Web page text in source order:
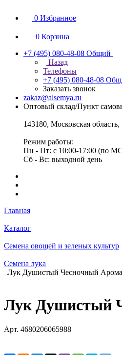
0 Избранное
0 Корзина
+7 (495) 080-48-08 Общий
Назад
Телефоны
+7 (495) 080-48-08
Заказать звонок
zakaz@alsemya.ru
Оптовый склад/Пункт
143180, Московская
Режим работы:
Пн - Пт: с 10:00-17:00 (по
Сб - Вс: выходной день
Главная
Каталог
Семена овощей и зеленых культур
Семена лука
Лук Душистый Чесночный
Лук Душистый
Арт. 4680206065988